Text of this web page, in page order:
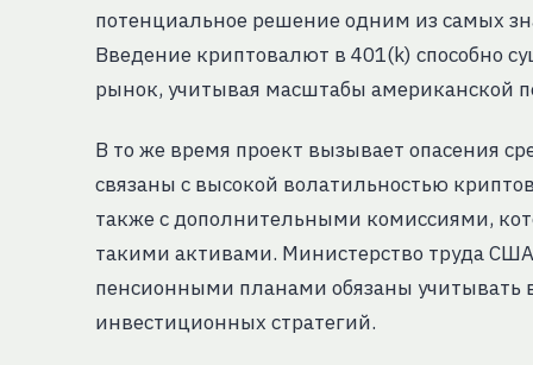
потенциальное решение одним из самых
Введение криптовалют в 401(k) способно
рынок, учитывая масштабы американской
В то же время проект вызывает опасения
связаны с высокой волатильностью
также с дополнительными комиссиями,
такими активами. Министерство труда
пенсионными планами обязаны
инвестиционных стратегий.